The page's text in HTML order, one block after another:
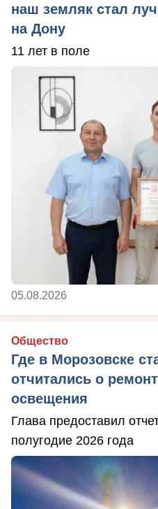
наш земляк стал
на Дону
11 лет в поле
05.08.2026
Общество
Где в Морозовске
отчитались о
освещения
Глава предоставил
полугодие 2026 года